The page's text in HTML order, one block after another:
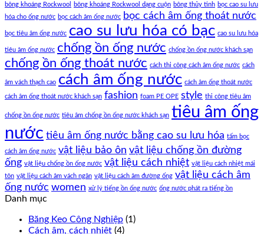
bông khoáng Rockwool
bông khoáng Rockwool dạng cuộn bông thủy tinh bọc cao su lưu
hóa cho ống nước bọc cách âm ống nước bọc cách âm ống thoát nước
bọc tiêu âm ống nước cao su lưu hóa có bạc cao su lưu hóa
tiêu âm ống nước chống ồn ống nước chống ồn ống nước khách sạn
chống ồn ống thoát nước cách thi công cách âm ống nước cách
âm vách thạch cao cách âm ống nước cách âm ống thoát nước
cách âm ống thoát nước khách sạn fashion foam PE OPE style thi công tiêu âm
chống ồn ống nước tiêu âm chống ồn ống nước khách sạn tiêu âm ống
nước tiêu âm ống nước bằng cao su lưu hóa tấm bọc
cách âm ống nước vật liệu bảo ôn vật liệu chống ồn đường
ống vật liệu chống ồn ống nước vật liệu cách nhiệt vật liệu cách nhiệt mái
tôn vật liệu cách âm vách ngăn vật liệu cách âm đường ống vật liệu cách âm
ống nước women xử lý tiếng ồn ống nước ống nước phát ra tiếng ồn
Danh mục
Băng Keo Công Nghiệp (1)
Cách âm, cách nhiệt (4)